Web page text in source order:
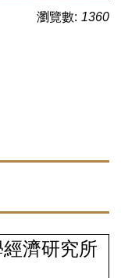
瀏覽數: 1360
濟研究所